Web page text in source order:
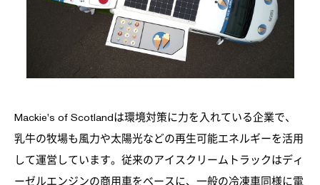
Mackie's of Scotlandは環境対策に力を入れている企業で、
乳牛の牧場も風力や太陽光などの再生可能エネルギーを活用
して運営しています。従来のアイスクリームトラックはディ
ーゼルエンジンの商用車をベースに、一般の冷凍車同様に電